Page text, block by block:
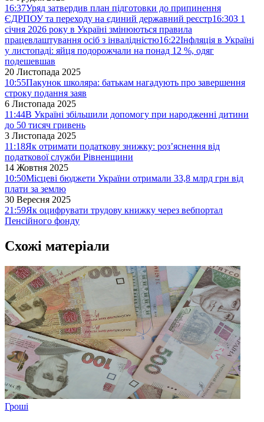
16:37Уряд затвердив план підготовки до припинення
ЄДРПОУ та переходу на єдиний державний реєстр16:30З 1
січня 2026 року в Україні змінюються правила
працевлаштування осіб з інвалідністю16:22Інфляція в Україні
у листопаді: яйця подорожчали на понад 12 %, одяг
подешевшав
20 Листопада 2025
10:55Пакунок школяра: батькам нагадують про завершення
строку подання заяв
6 Листопада 2025
11:44В Україні збільшили допомогу при народженні дитини
до 50 тисяч гривень
3 Листопада 2025
11:18Як отримати податкову знижку: роз’яснення від
податкової служби Рівненщини
14 Жовтня 2025
10:50Місцеві бюджети України отримали 33,8 млрд грн від
плати за землю
30 Вересня 2025
21:59Як оцифрувати трудову книжку через вебпортал
Пенсійного фонду
Схожі матеріали
Гроші